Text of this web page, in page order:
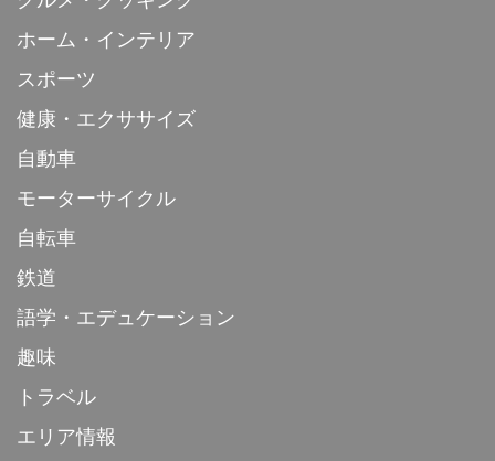
ホーム・インテリア
スポーツ
健康・エクササイズ
自動車
モーターサイクル
自転車
鉄道
語学・エデュケーション
趣味
トラベル
エリア情報